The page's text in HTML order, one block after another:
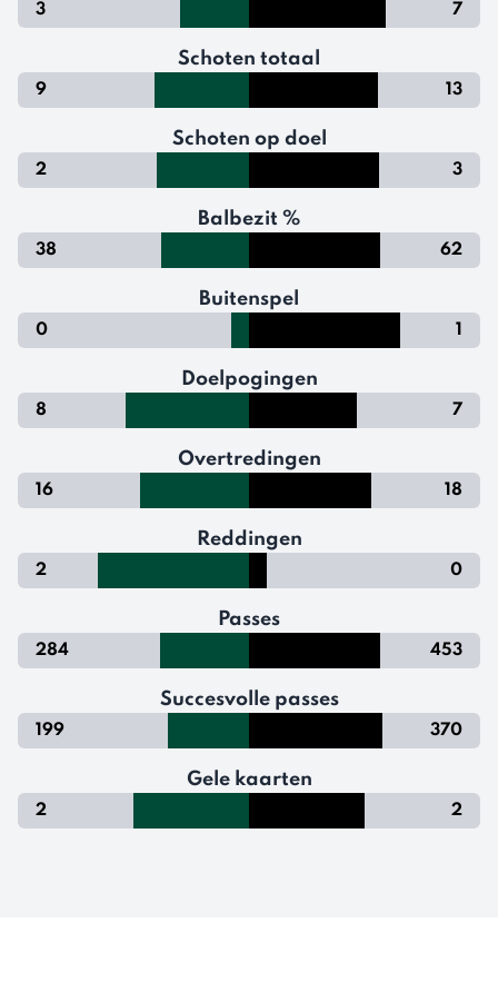
3 7
Schoten totaal
9 13
Schoten op doel
2 3
Balbezit %
38 62
Buitenspel
0 1
Doelpogingen
8 7
Overtredingen
16 18
Reddingen
2 0
Passes
284 453
Succesvolle passes
199 370
Gele kaarten
2 2